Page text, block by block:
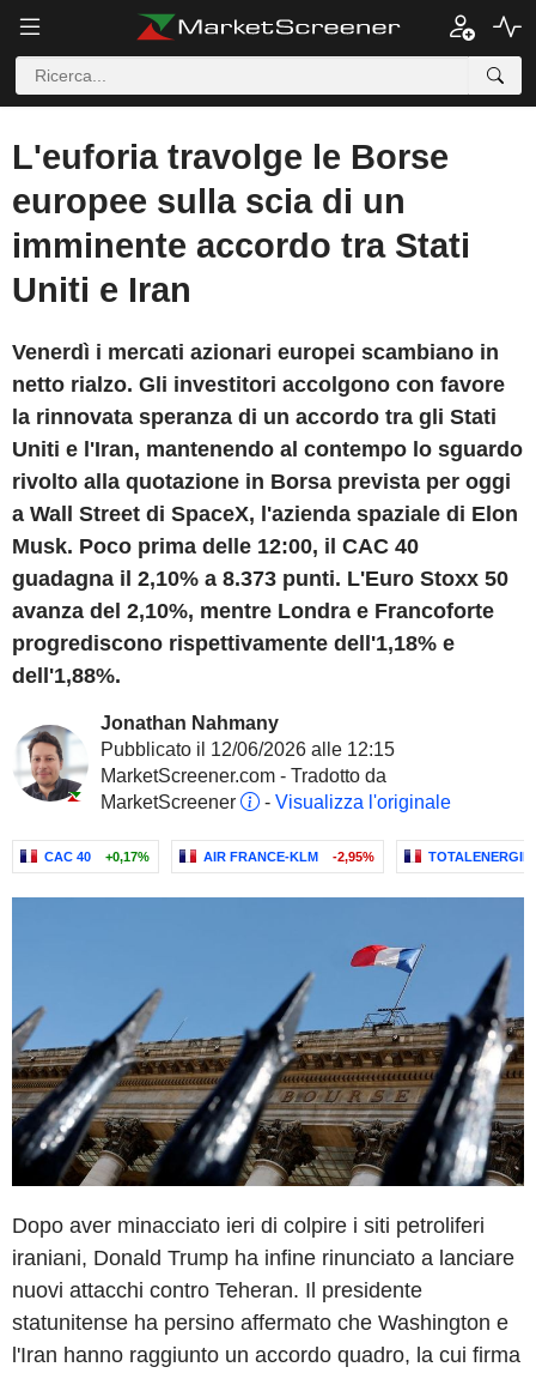
L'euforia travolge le Borse
europee sulla scia di un
imminente accordo tra Stati
Uniti e Iran
Venerdì i mercati azionari europei scambiano in
netto rialzo. Gli investitori accolgono con favore
la rinnovata speranza di un accordo tra gli Stati
Uniti e l'Iran, mantenendo al contempo lo sguardo
rivolto alla quotazione in Borsa prevista per oggi
a Wall Street di SpaceX, l'azienda spaziale di Elon
Musk. Poco prima delle 12:00, il CAC 40
guadagna il 2,10% a 8.373 punti. L'Euro Stoxx 50
avanza del 2,10%, mentre Londra e Francoforte
progrediscono rispettivamente dell'1,18% e
dell'1,88%.
Jonathan Nahmany
Pubblicato il 12/06/2026 alle 12:15
MarketScreener.com - Tradotto da
MarketScreener
- Visualizza l'originale
CAC 40 +0,17% AIR FRANCE-KLM -2,95%
Dopo aver minacciato ieri di colpire i siti petroliferi
iraniani, Donald Trump ha infine rinunciato a lanciare
nuovi attacchi contro Teheran. Il presidente
statunitense ha persino affermato che Washington e
l'Iran hanno raggiunto un accordo quadro, la cui firma